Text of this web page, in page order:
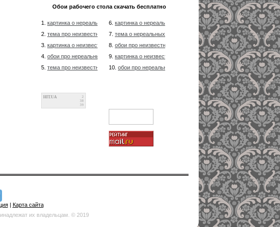
Обои рабочего стола скачать бесплатно
1. картинка о нереальных орбит, фантазии на счет Вселенной
2. тема про неизвестных звезд и возникновение Сверхновых, орбиты тел
3. картинка о неизвестных орбит, фантазии на счет Вечности
4. обои про нереальных звезд и зарождение Сверхновых, орбиты космических
5. тема про неизвестных гакактиках и возникновение красных гигантов
6. картинка о нереальных гакактиках, фантазии на счет
7. тема о нереальных звезд, тема космоса
8. обои про неизвестных планетах и зарождение Сверхновых,
9. картинка о неизвестных звезд, тема космоса
10. обои про нереальных планетах и зарождение Сверхновых,
HIT.UA
2
38
39
| Карта сайта
их владельцам. © 2019